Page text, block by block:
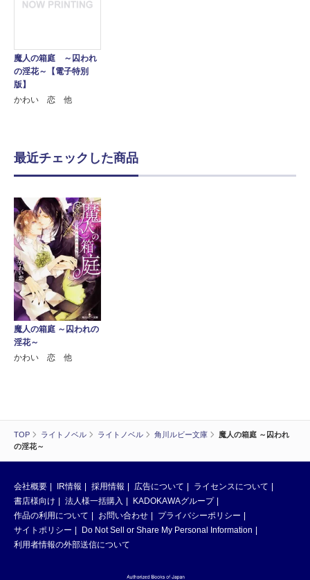
TOP ライトノベル ライトノベル 角川ルビー文庫
魔人の箱庭 ～囚われ
の淫花～
魔人の箱庭 ～囚われ
の淫花～【電子特別
版】
かわい 恋 他
最近チェックした商品
魔人の箱庭 ～囚われの
淫花～
かわい 恋 他
会社概要 IR情報 採用情報 広告について
ライセンスについて
書店様向け
法人様一括購入
KADOKAWAグループ
作品の利用について
お問い合わせ
プライバシーポリシー
サイトポリシー
Do Not Sell or Share My Personal Information
利用者情報の外部送信について